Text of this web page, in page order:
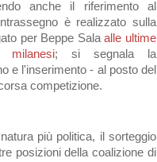
anche il riferimento al
è realizzato sulla
per Beppe Salaalle ultime
milanesi; si segnala la
e l'inserimento - al posto del
competizione.
più politica, il sorteggio
posizioni della coalizione di